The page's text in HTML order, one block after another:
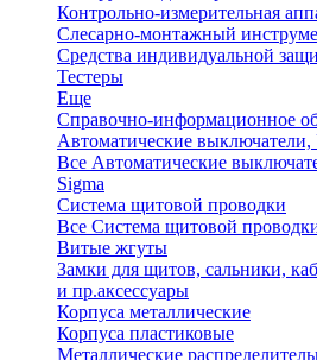
Контрольно-измерительная
Слесарно-монтажный
Средства индивидуальной
Тестеры
Еще
Справочно-информационное
Автоматические
Все Автоматические
Sigma
Система щитовой проводки
Все Система щитовой
Витые жгуты
Замки для щитов, сальники,
и пр.аксессуары
Корпуса металлические
Корпуса пластиковые
Металлические